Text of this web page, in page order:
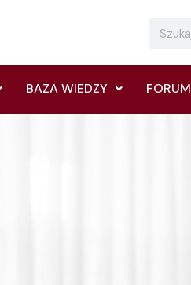
Search
BAZA WIEDZY FORUM